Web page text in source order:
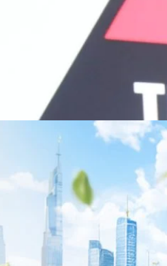
เน็ค (ประเทศไทย) จำกัด (มหาชน) หรือ
2 และงวด 6 เดือนแรกของปี 2569 เติบโ
องรายได้อย่างมีนัยสำคัญ พร้อมประกาศ
สิทธิปันผล (XD) วันที่ 19 สิงหาคม 2569
ลสุธี ประธานเจ้าหน้าที่บริหาร บริษัท ซิน
ทเดินหน้าขับเคลื่อน Business
ที สู่การเป็น Digital Infrastructure
รกิจที่มีมูลค่าเพิ่ม ควบคู่กับการขยายเครื
| 2 days ago
บ 6 ปี สำนักข่าว TODAY เปิดเ
ถกแนวทางปรับตัวสู่
อกาสครบรอบ 6 ปี สำนักข่าว TODAY จัด
มมองเกี่ยวกับการเปลี่ยนผ่านสู่เศรษฐกิ
ใช้ได้จริง จากผู้แทนภาครัฐ ภาคธุรกิจ แ
ทยควรปรับตัวอย่างไร ? เพื่อเดินหน้าสู่
ของภาครัฐ ภาคธุรกิจ การเงิน และพลัง